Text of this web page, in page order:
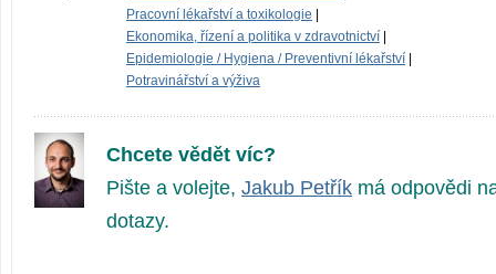
Pracovní lékařství a toxikologie
Ekonomika, řízení a politika v zdravotnictví
Epidemiologie / Hygiena / Preventivní lékařství
Potravinářství a výživa
Chcete vědět víc?
Pište a volejte, Jakub Petřík má odpovědi
dotazy.